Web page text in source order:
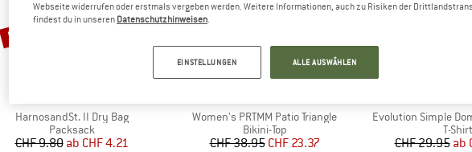
Artikel
HarnosandSt. II Dry Bag
Produktgruppe
Packsack
Preis
CHF 9.80 reduzierter Preis
ab CHF 4.21
Rabatt
57%
Artikel
Women's PRTMM Patio Triangle
Produktgruppe
Bikini-Top
Preis
CHF 38.95reduzierter Preis
CHF 23.37
Artikel
Evolution Simple
T-Shirt
CHF 29.95 ab
Webseite widerrufen oder erstmals vergeben werden. Weitere Informationen, auch zu Risiken der
findest du in unseren Datenschutzhinweisen.
EINSTELLUNGEN ALLE AUSWÄHLEN